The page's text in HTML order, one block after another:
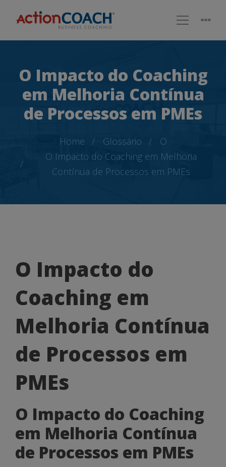
O Impacto do Coaching
em Melhoria Contínua
de Processos em PMEs
Home Glossário
O
O Impacto do Coaching em Melhoria
Contínua de Processos em PMEs
O
Impacto
do
Coaching
em
Melhoria
Contínua
Processos
em
PMEs
O Impacto do
Coaching em
Melhoria Contínua
de Processos em
PMEs
O Impacto do Coaching
em Melhoria Contínua
de Processos em PMEs